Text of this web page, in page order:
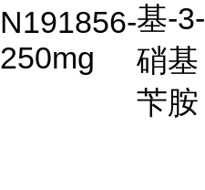
N191856-
250mg
基-3-
硝基
苄胺